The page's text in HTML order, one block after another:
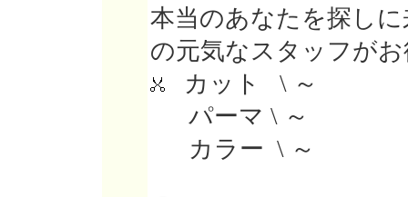
本当のあなたを探し
の元気なスタッフが
カット \ ～
パーマ \ ～
カラー \ ～